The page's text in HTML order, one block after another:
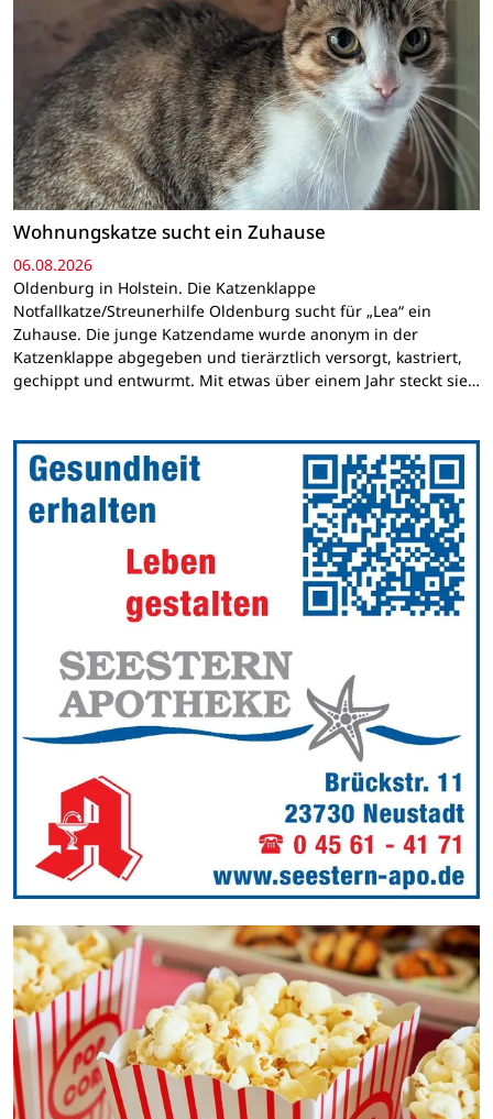
Wohnungskatze sucht ein Zuhause
06.08.2026
Oldenburg in Holstein. Die Katzenklappe
Notfallkatze/Streunerhilfe Oldenburg sucht für „Lea“ ein
Zuhause. Die junge Katzendame wurde anonym in der
Katzenklappe abgegeben und tierärztlich versorgt, kastriert,
gechippt und entwurmt. Mit etwas über einem Jahr steckt sie…